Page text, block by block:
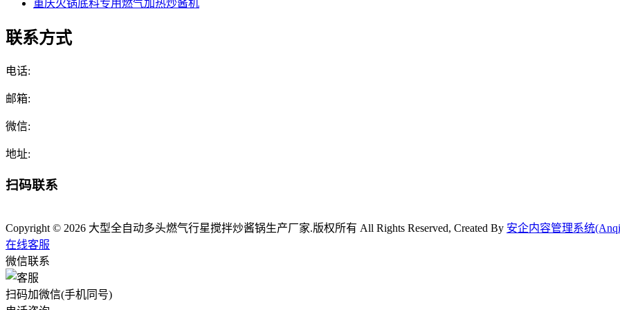
重庆火锅底料专用燃气加热炒酱机
联系方式
电话:
邮箱:
微信:
地址:
扫码联系
Copyright © 2026 大型全自动多头燃气行星搅拌炒酱锅生产厂家.版权所有 All Rights Reserved, Created By 安企内容管理系统
在线客服
微信联系
扫码加微信(手机同号)